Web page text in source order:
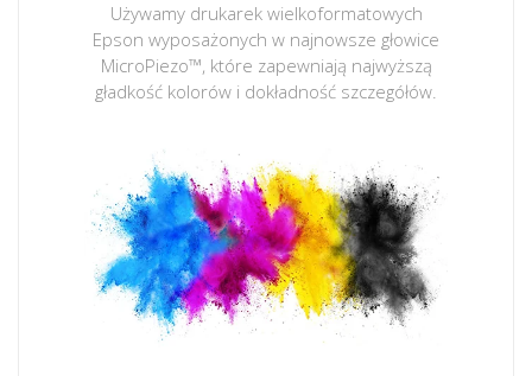
Używamy drukarek wielkoformatowych
Epson wyposażonych w najnowsze głowice
MicroPiezo™, które zapewniają najwyższą
gładkość kolorów i dokładność szczegółów.